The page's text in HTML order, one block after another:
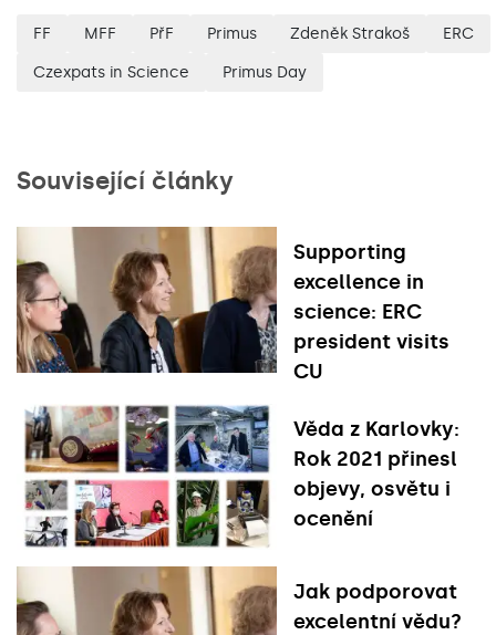
FF MFF PřF Primus Zdeněk Strakoš ERC
Czexpats in Science Primus Day
Související články
Supporting
excellence in
science: ERC
president visits
CU
Věda z Karlovky:
Rok 2021 přinesl
objevy, osvětu i
ocenění
Jak podporovat
excelentní vědu?